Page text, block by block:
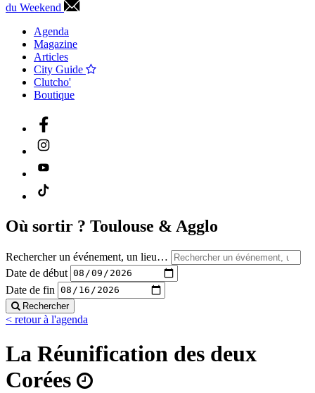
du Weekend
Agenda
Magazine
Articles
City Guide
Clutcho'
Boutique
Où sortir ? Toulouse & Agglo
Rechercher un événement, un lieu…
Date de début
Date de fin
Rechercher
< retour à l'agenda
La Réunification des deux
Corées